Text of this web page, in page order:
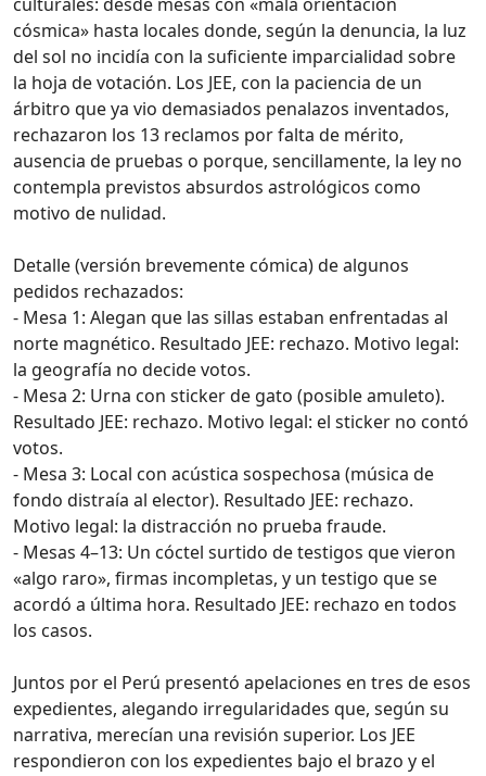
cósmica» hasta locales donde, según la denuncia, la luz
del sol no incidía con la suficiente imparcialidad sobre
la hoja de votación. Los JEE, con la paciencia de un
árbitro que ya vio demasiados penalazos inventados,
rechazaron los 13 reclamos por falta de mérito,
ausencia de pruebas o porque, sencillamente, la ley no
contempla previstos absurdos astrológicos como
motivo de nulidad.
Detalle (versión brevemente cómica) de algunos
pedidos rechazados:
- Mesa 1: Alegan que las sillas estaban enfrentadas al
norte magnético. Resultado JEE: rechazo. Motivo legal:
la geografía no decide votos.
- Mesa 2: Urna con sticker de gato (posible amuleto).
Resultado JEE: rechazo. Motivo legal: el sticker no contó
votos.
- Mesa 3: Local con acústica sospechosa (música de
fondo distraía al elector). Resultado JEE: rechazo.
Motivo legal: la distracción no prueba fraude.
- Mesas 4–13: Un cóctel surtido de testigos que vieron
«algo raro», firmas incompletas, y un testigo que se
acordó a última hora. Resultado JEE: rechazo en todos
los casos.
Juntos por el Perú presentó apelaciones en tres de esos
expedientes, alegando irregularidades que, según su
narrativa, merecían una revisión superior. Los JEE
respondieron con los expedientes bajo el brazo y el